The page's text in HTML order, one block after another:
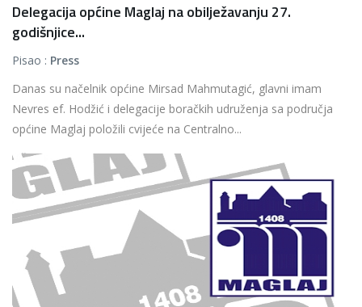
Delegacija općine Maglaj na obilježavanju 27.
godišnjice...
Pisao : Press
Danas su načelnik općine Mirsad Mahmutagić, glavni imam
Nevres ef. Hodžić i delegacije boračkih udruženja sa područja
općine Maglaj položili cvijeće na Centralno...
Više...